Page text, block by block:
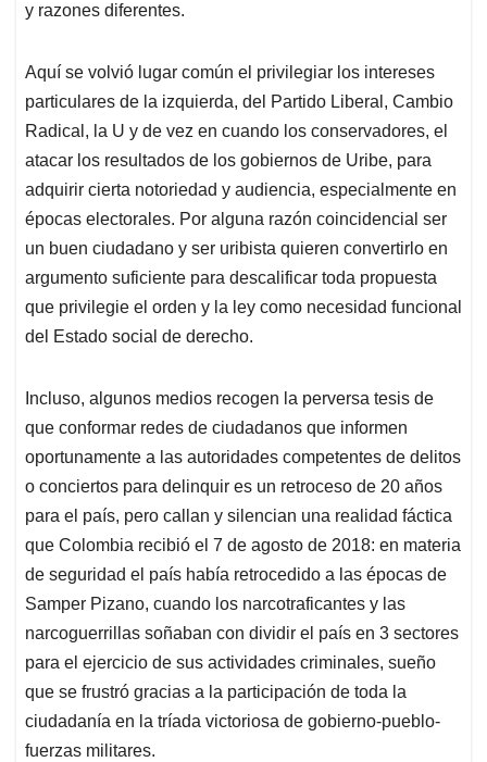
y razones diferentes.
Aquí se volvió lugar común el privilegiar los intereses
particulares de la izquierda, del Partido Liberal, Cambio
Radical, la U y de vez en cuando los conservadores, el
atacar los resultados de los gobiernos de Uribe, para
adquirir cierta notoriedad y audiencia, especialmente en
épocas electorales. Por alguna razón coincidencial ser
un buen ciudadano y ser uribista quieren convertirlo en
argumento suficiente para descalificar toda propuesta
que privilegie el orden y la ley como necesidad funcional
del Estado social de derecho.
Incluso, algunos medios recogen la perversa tesis de
que conformar redes de ciudadanos que informen
oportunamente a las autoridades competentes de delitos
o conciertos para delinquir es un retroceso de 20 años
para el país, pero callan y silencian una realidad fáctica
que Colombia recibió el 7 de agosto de 2018: en materia
de seguridad el país había retrocedido a las épocas de
Samper Pizano, cuando los narcotraficantes y las
narcoguerrillas soñaban con dividir el país en 3 sectores
para el ejercicio de sus actividades criminales, sueño
que se frustró gracias a la participación de toda la
ciudadanía en la tríada victoriosa de gobierno-pueblo-
fuerzas militares.